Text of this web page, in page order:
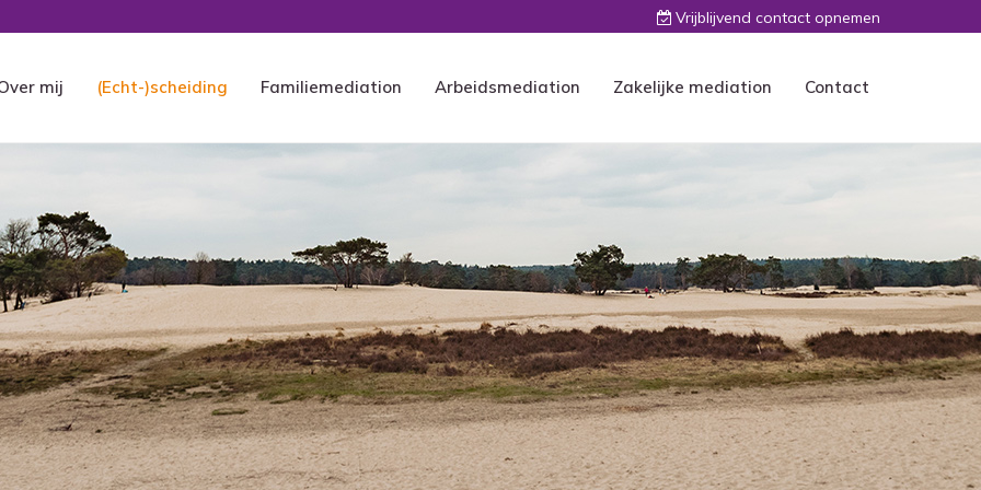
Vrijblijvend contact opnemen
mij (Echt-)scheiding Familiemediation Arbeidsmediation Zakelijke mediation Contact